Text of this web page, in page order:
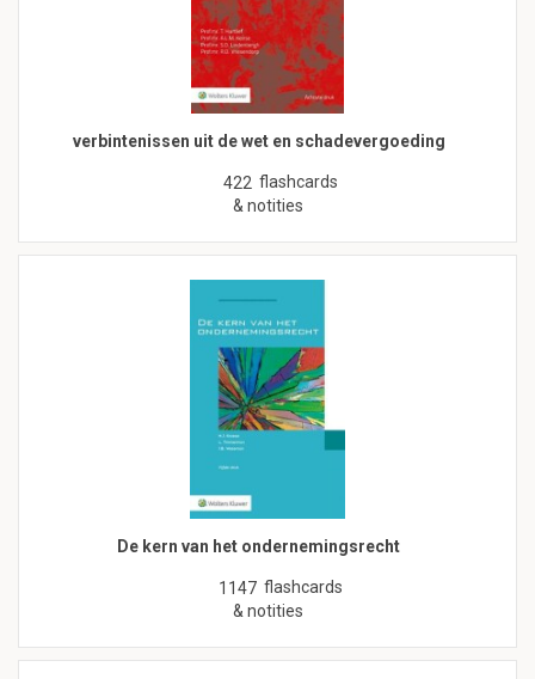
verbintenissen uit de wet en schadevergoeding
422 flashcards
& notities
De kern van het ondernemingsrecht
1147 flashcards
& notities